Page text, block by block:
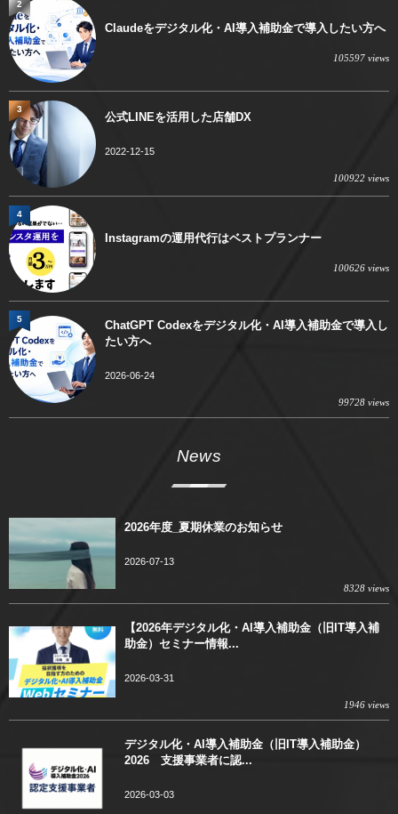
Claudeをデジタル化・AI導入補助金で導入したい方へ
105597 views
2
公式LINEを活用した店舗DX
2022-12-15
100922 views
3
Instagramの運用代行はベストプランナー
100626 views
4
ChatGPT Codexをデジタル化・AI導入補助金で導入し
たい方へ
2026-06-24
99728 views
5
News
2026年度_夏期休業のお知らせ
2026-07-13
8328 views
【2026年デジタル化・AI導入補助金（旧IT導入補
助金）セミナー情報...
2026-03-31
1946 views
デジタル化・AI導入補助金（旧IT導入補助金）
2026 支援事業者に認...
2026-03-03